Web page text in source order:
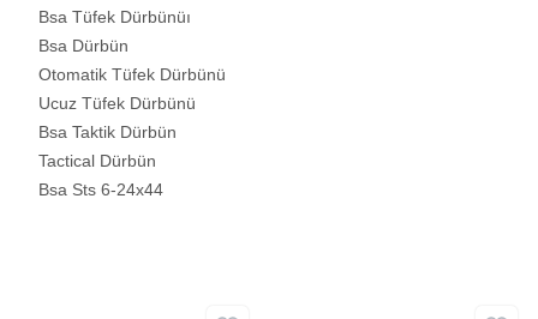
Bsa Tüfek Dürbünüı
Bsa Dürbün
Otomatik Tüfek Dürbünü
Ucuz Tüfek Dürbünü
Bsa Taktik Dürbün
Tactical Dürbün
Bsa Sts 6-24x44